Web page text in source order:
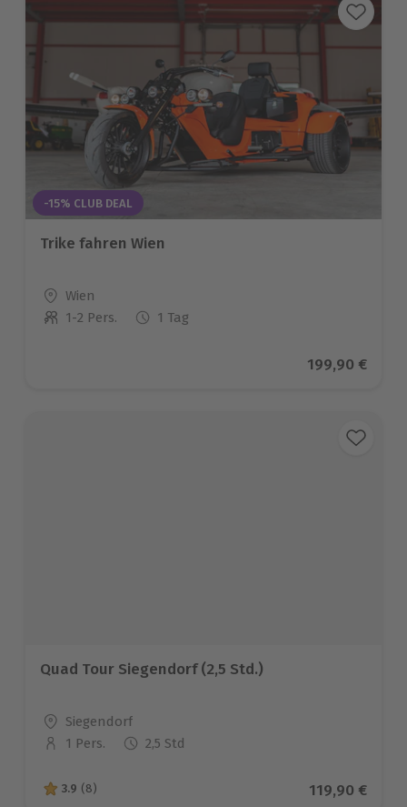
-15% CLUB DEAL
Trike fahren Wien
Standort
Wien
Anzahl der Teilnehmer
1-2 Pers. 1 Tag
Aktueller
199,90 €
Quad Tour Siegendorf (2,5 Std.)
Standort
Siegendorf
Anzahl der Teilnehmer
1 Pers. 2,5 Std
3.9 von 5 Sternen basierend auf 8 Bewertungen
3.9 (8) Aktueller
119,90 €